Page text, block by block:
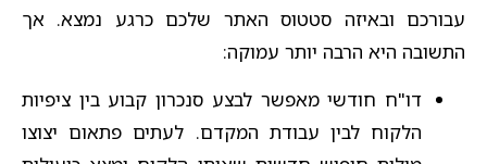
עבורכם ובאיזה סטטוס האתר שלכם כרגע נמצא. אך
התשובה היא הרבה יותר עמוקה:
דו"ח חודשי מאפשר לבצע סנכרון קבוע בין ציפיות
הלקוח לבין עבודת המקדם. לעתים פתאום יצוצו